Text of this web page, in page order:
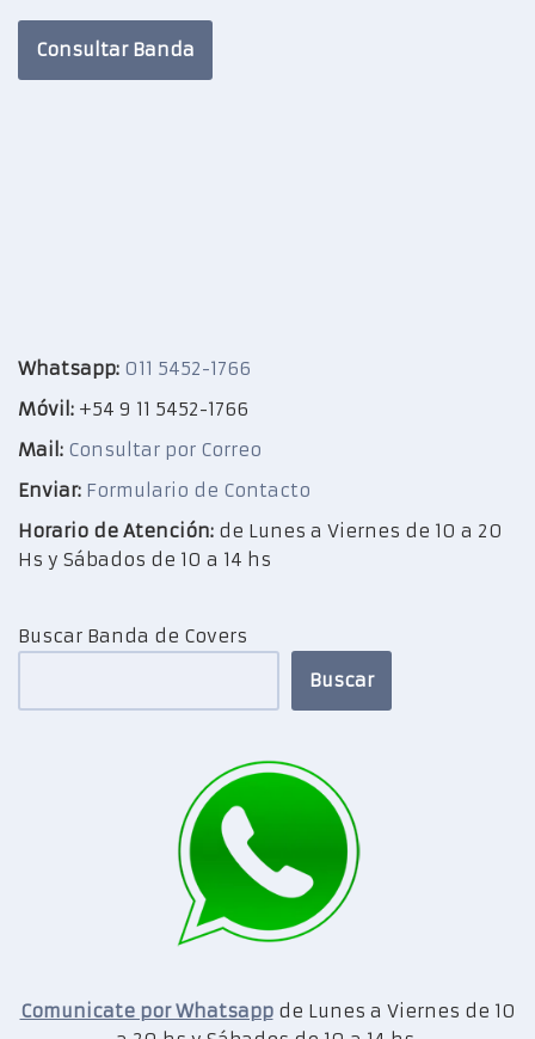
Consultar Banda
Whatsapp: 011 5452-1766
Móvil: +54 9 11 5452-1766
Mail: Consultar por Correo
Enviar: Formulario de Contacto
Horario de Atención: de Lunes a Viernes de 10 a 20
Hs y Sábados de 10 a 14 hs
Buscar Banda de Covers
Buscar
Comunicate por Whatsappde Lunes a Viernes de 10